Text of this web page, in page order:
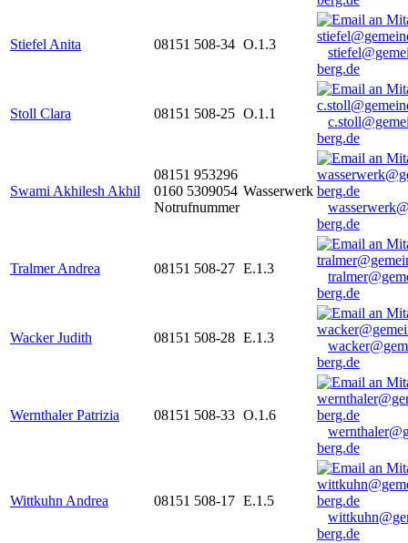
Stiefel Anita 08151 508-34 O.1.3
berg.de
Stoll Clara 08151 508-25 O.1.1
berg.de
Swami Akhilesh Akhil
08151 953296
0160 5309054
Notrufnummer
Wasserwerk
berg.de
Tralmer Andrea 08151 508-27 E.1.3
berg.de
Wacker Judith 08151 508-28 E.1.3
berg.de
Wernthaler Patrizia 08151 508-33 O.1.6
berg.de
Wittkuhn Andrea 08151 508-17 E.1.5
berg.de